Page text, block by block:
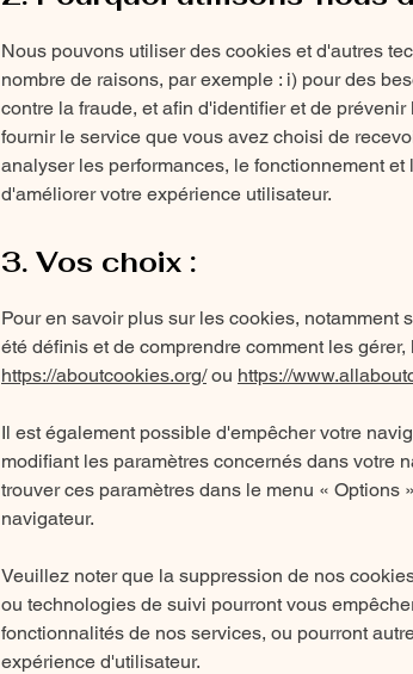
Nous pouvons utiliser des cookies et d'autres
nombre de raisons, par exemple : i) pour des
contre la fraude, et afin d'identifier et de
fournir le service que vous avez choisi de
analyser les performances, le fonctionnement
d'améliorer votre expérience utilisateur.
3. Vos choix :
Pour en savoir plus sur les cookies, notamment
été définis et de comprendre comment les
https://aboutcookies.org/ou https://
Il est également possible d'empêcher votre
modifiant les paramètres concernés dans votre
trouver ces paramètres dans le menu « Options »
navigateur.
Veuillez noter que la suppression de nos
ou technologies de suivi pourront vous
fonctionnalités de nos services, ou pourront
expérience d'utilisateur.